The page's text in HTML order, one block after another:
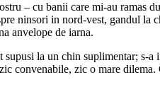
– cu banii care mi-au ramas
ninsori in nord-vest, gandul la
anvelope de iarna.
supusi la un chin suplimentar; s-
convenabile, zic o mare